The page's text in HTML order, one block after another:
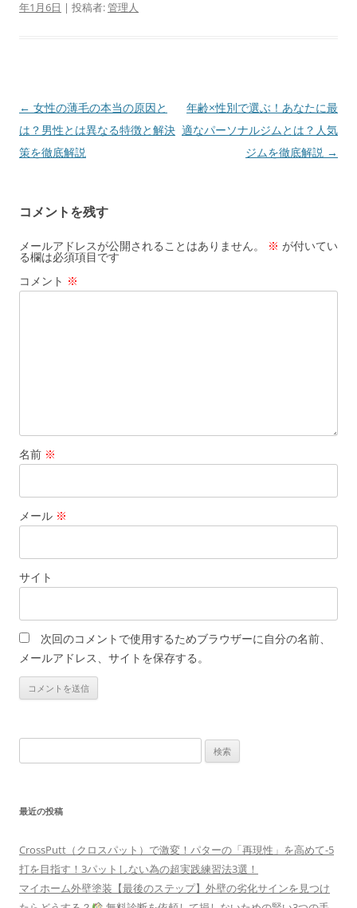
e
o
k
o
n
l
年1月6日 | 投稿者:管理人
投
稿
ナ
ー
シ
ョ
ン
← 女性の薄毛の本当の原因と
は？男性とは異なる特徴と解決
策を徹底解説
年齢×性別で選ぶ！あなたに最
適なパーソナルジムとは？人気
ジムを徹底解説 →
コメントを残す
メールアドレスが公開されることはありません。 ※ が付いてい
る欄は必須項目です
コメント ※
名前 ※
メール ※
サイト
次回のコメントで使用するためブラウザーに自分の名前、
メールアドレス、サイトを保存する。
索:
最近の投稿
CrossPutt（クロスパット）で激変！パターの「再現性」を高めて-5
打を目指す！3パットしない為の超実践練習法3選！
マイホーム外壁塗装【最後のステップ】外壁の劣化サインを見つけ